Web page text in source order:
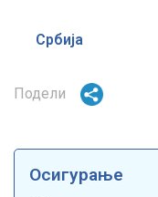
Србија
Подели
Осигурање